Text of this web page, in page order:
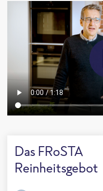
Das FRoSTA
Reinheitsgebot